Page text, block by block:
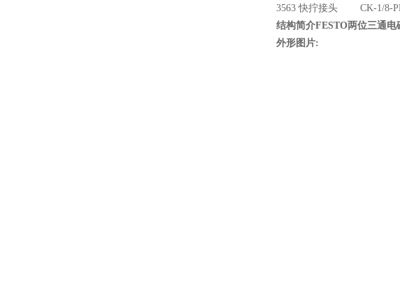
3563 快拧接头 CK-1/8-
结构简介FESTO两位三通电
外形图片: